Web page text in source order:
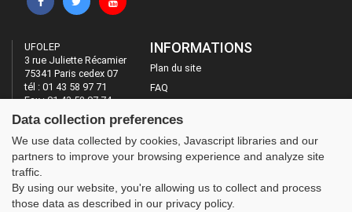
UFOLEP
3 rue Juliette Récamier
75341 Paris cedex 07
tél : 01 43 58 97 71
Fax : 01 43 58 97 74
INFORMATIONS
Plan du site
FAQ
Administration
LES SITES DE L'UFOLEP
Guide Asso
Communication Asso
Inscriptions évènements
Data collection preferences
We use data collected by cookies, Javascript libraries and our
partners to improve your browsing experience and analyze site
traffic.
By using our website, you're allowing us to collect and process
those data as described in our privacy policy.